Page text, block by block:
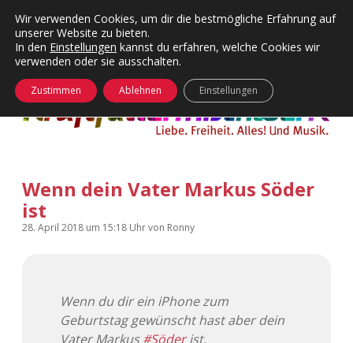
Kategorien
Menü
24 Hours Chilling
Die Wende
KFMW-Disco
kfmw.stuff
Nur mal so
KFMW-Disco
Dates
Contact
Adventskalender
Adventskalender 2011
öffnen
Wenn dein Vater Markus Söder
ist
28. April 2018 um 15:18 Uhrvon Ronny
Wenn du dir ein iPhone zum
Geburtstag gewünscht hast aber dein
Vater Markus#Söderist.
Wir verwenden Cookies, um dir die bestmögliche Erfahrung auf
unserer Website zu bieten.
In den Einstellungen kannst du erfahren, welche Cookies wir
verwenden oder sie ausschalten.
Zustimmen Ablehnen Einstellungen